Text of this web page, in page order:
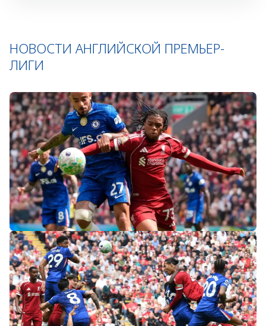
НОВОСТИ АНГЛИЙСКОЙ ПРЕМЬЕР-
ЛИГИ
«Слот не тот человек»: болельщики
«Ливерпуля» и «Челси» разнесли тренеров
после ничьей на «Энфилде»